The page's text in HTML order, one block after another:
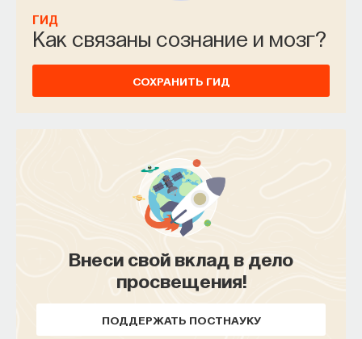
ГИД
Как связаны сознание и мозг?
СОХРАНИТЬ ГИД
Внеси свой вклад в дело
просвещения!
ПОДДЕРЖАТЬ ПОСТНАУКУ